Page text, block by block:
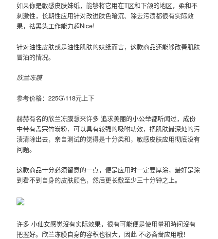
如果你是敏感皮肤妹纸，能够将它用在T区和下颌的地区，柔和不
刺激性，长期性应用针对改进肤色暗沉、除去污渍都很有实际效
果，祛黑头工作能力超Nice!
针对油性皮肤或是油性肌肤的妹纸而言，这款商品还能够改善肌肤
冒油的情况。
欣兰冻膜
参考价格：225G\118元上下
赫赫有名的欣兰冻膜想来许多 追求美丽的小公举都听闻过，成份
中带有孟宗竹炭粉，可以具有较强的吸咐功效，把肌肤最深处的污
渍清除出去，亲自测试的觉得是十分柔和，敏感皮肤应用彻底没有
问题。
这款商品十分必须留意的一点，便是应用时一定要厚涂，最好是涂
到看不到自身的皮肤颜色，然后更长敷至少三十分钟之上。
许多 小仙女感觉沒有实际效果，很有可能便是使用量和時间沒有
把握好。欣兰冻膜自身的容积也很大，因此 不必吝啬应用哦！